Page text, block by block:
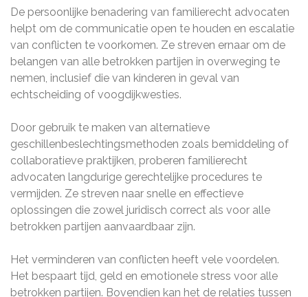
De persoonlijke benadering van familierecht advocaten
helpt om de communicatie open te houden en escalatie
van conflicten te voorkomen. Ze streven ernaar om de
belangen van alle betrokken partijen in overweging te
nemen, inclusief die van kinderen in geval van
echtscheiding of voogdijkwesties.
Door gebruik te maken van alternatieve
geschillenbeslechtingsmethoden zoals bemiddeling of
collaboratieve praktijken, proberen familierecht
advocaten langdurige gerechtelijke procedures te
vermijden. Ze streven naar snelle en effectieve
oplossingen die zowel juridisch correct als voor alle
betrokken partijen aanvaardbaar zijn.
Het verminderen van conflicten heeft vele voordelen.
Het bespaart tijd, geld en emotionele stress voor alle
betrokken partijen. Bovendien kan het de relaties tussen